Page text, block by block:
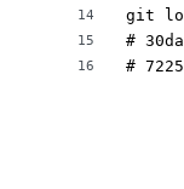
14
15
16
git
#
#